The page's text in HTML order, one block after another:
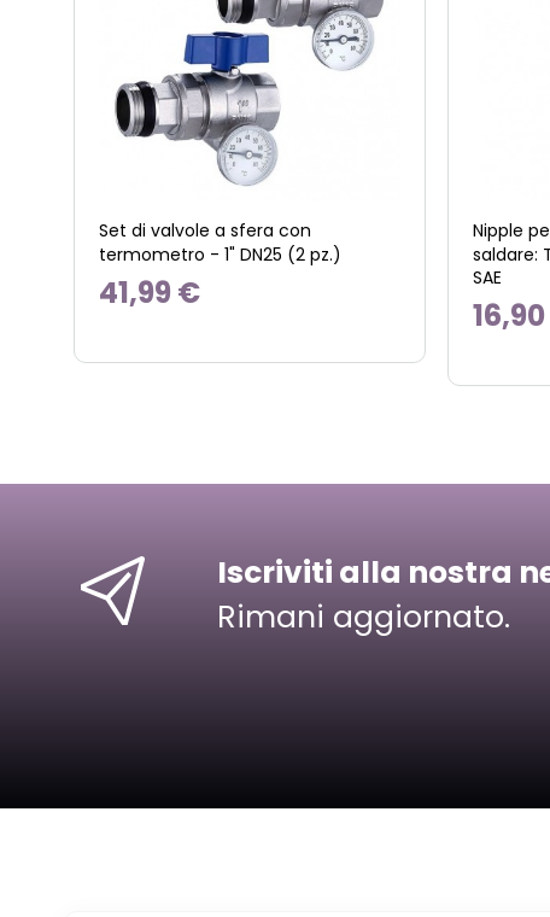
Set di valvole a sfera con
termometro - 1" DN25 (2 pz.)
41,99 €
Nipple
saldare:
SAE
Iscriviti alla nostra
Rimani aggiornato.